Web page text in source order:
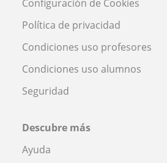
Configuración de Cookies
Política de privacidad
Condiciones uso profesores
Condiciones uso alumnos
Seguridad
Descubre más
Ayuda